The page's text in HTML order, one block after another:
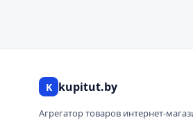
K kupitut.by
Агрегатор товаров интернет-